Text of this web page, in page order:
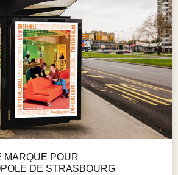
MARQUE POUR
DE STRASBOURG